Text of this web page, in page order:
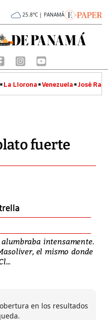
25.8°C | PANAMÁ
La Llorona Venezuela José
fuerte
intensamente.
el mismo donde
en los resultados